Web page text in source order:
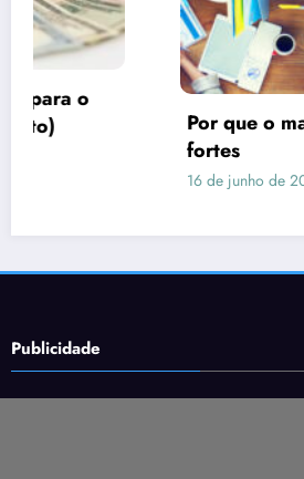
Por que o marketing
Rafael Ramos
Publicidade